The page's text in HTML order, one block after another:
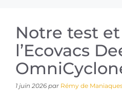
Notre test
l’Ecovacs
1 juin 2026 par Rémy de